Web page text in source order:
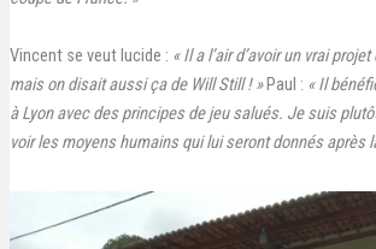
Vincent se veut lucide : « Il a l’air d’avoir un vrai
mais on disait aussi ça de Will Still ! »Paul : « Il
à Lyon avec des principes de jeu salués. Je suis
voir les moyens humains qui lui seront donnés après